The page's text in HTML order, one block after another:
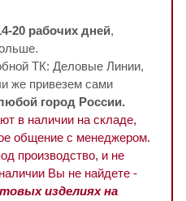
20 рабочих дней,
ТК: Деловые Линии,
же привезем сами
город России.
в наличии на складе,
общение с менеджером.
производство, и не
Вы не найдете -
изделиях на